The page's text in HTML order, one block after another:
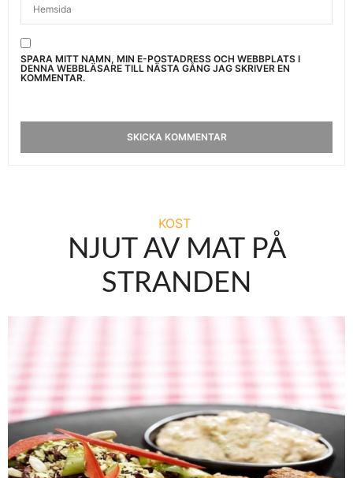
SPARA MITT NAMN, MIN E-POSTADRESS OCH WEBBPLATS I
DENNA WEBBLÄSARE TILL NÄSTA GÅNG JAG SKRIVER EN
KOMMENTAR.
KOST
NJUT AV MAT PÅ
STRANDEN